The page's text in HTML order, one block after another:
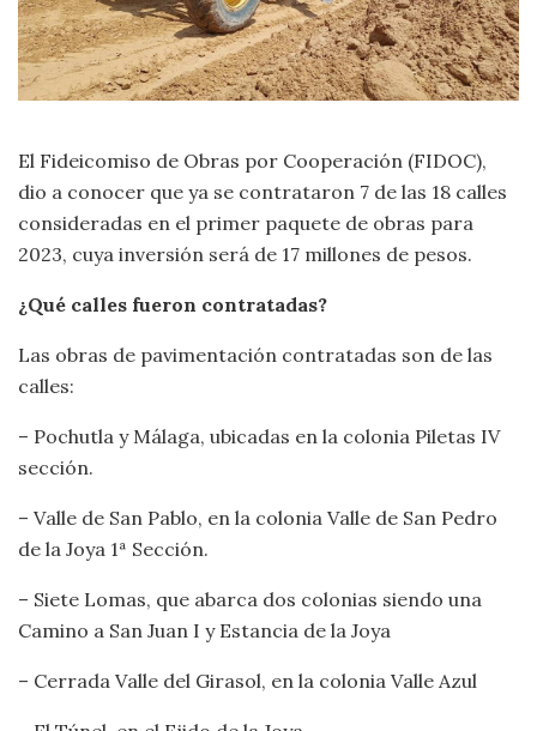
El Fideicomiso de Obras por Cooperación (FIDOC),
dio a conocer que ya se contrataron 7 de las 18 calles
consideradas en el primer paquete de obras para
2023, cuya inversión será de 17 millones de pesos.
¿Qué calles fueron contratadas?
Las obras de pavimentación contratadas son de las
calles:
– Pochutla y Málaga, ubicadas en la colonia Piletas IV
sección.
– Valle de San Pablo, en la colonia Valle de San Pedro
de la Joya 1ª Sección.
– Siete Lomas, que abarca dos colonias siendo una
Camino a San Juan I y Estancia de la Joya
– Cerrada Valle del Girasol, en la colonia Valle Azul